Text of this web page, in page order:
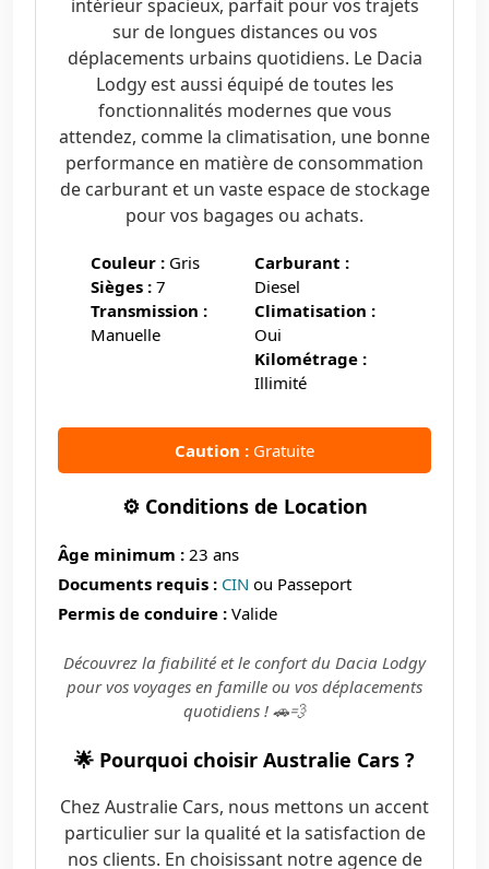
intérieur spacieux, parfait pour vos trajets
sur de longues distances ou vos
déplacements urbains quotidiens. Le Dacia
Lodgy est aussi équipé de toutes les
fonctionnalités modernes que vous
attendez, comme la climatisation, une bonne
performance en matière de consommation
de carburant et un vaste espace de stockage
pour vos bagages ou achats.
Couleur : Gris
Sièges : 7
Transmission :
Manuelle
Carburant :
Diesel
Climatisation :
Oui
Kilométrage :
Illimité
Caution : Gratuite
⚙️ Conditions de Location
Âge minimum : 23 ans
Documents requis : CIN ou Passeport
Permis de conduire : Valide
Découvrez la fiabilité et le confort du Dacia Lodgy
pour vos voyages en famille ou vos déplacements
quotidiens ! 🚗💨
🌟 Pourquoi choisir Australie Cars ?
Chez Australie Cars, nous mettons un accent
particulier sur la qualité et la satisfaction de
nos clients. En choisissant notre agence de